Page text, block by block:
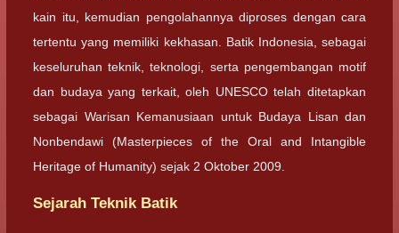
kain itu, kemudian pengolahannya diproses dengan cara
tertentu yang memiliki kekhasan. Batik Indonesia, sebagai
keseluruhan teknik, teknologi, serta pengembangan motif
dan budaya yang terkait, oleh UNESCO telah ditetapkan
sebagai Warisan Kemanusiaan untuk Budaya Lisan dan
Nonbendawi (Masterpieces of the Oral and Intangible
Heritage of Humanity) sejak 2 Oktober 2009.
Sejarah Teknik Batik